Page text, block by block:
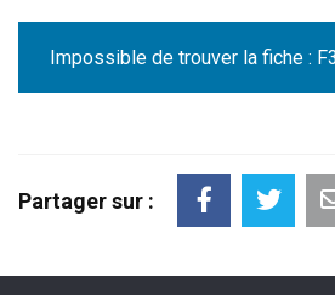
Impossible de trouver la fiche :
Partager sur :